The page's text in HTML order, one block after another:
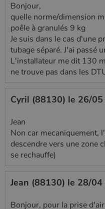
Bonjour,
quelle norme/dimension
poêle à granulés 9 kg
Je suis dans le cas d'une
tubage séparé. J'ai passé
L'installateur me dit 130
ne trouve pas dans les
Cyril (88130) le 26/05
Jean
Non car mecaniquement,
descendre vers une zone
se rechauffe)
Jean (88130) le 28/04
Bonjour, pour la prise